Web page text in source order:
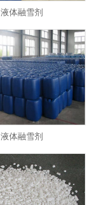
液体融雪剂
液体融雪剂